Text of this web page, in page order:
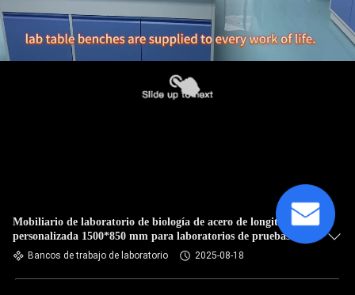
Mobiliario de laboratorio de biología de acero de longitud
personalizada 1500*850 mm para laboratorios de pruebas
ambientales
Bancos de trabajo de laboratorio 2025-08-18